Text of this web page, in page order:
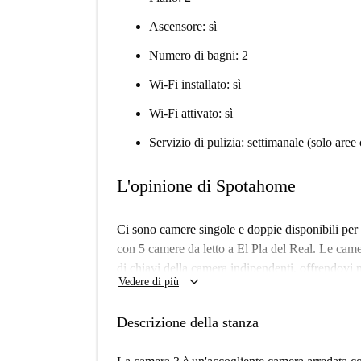
Ascensore: sì
Numero di bagni: 2
Wi-Fi installato: sì
Wi-Fi attivato: sì
Servizio di pulizia: settimanale (solo aree
L'opinione di Spotahome
Ci sono camere singole e doppie disponibili
con 5 camere da letto a El Pla del Real. Le
di chiavi della camera indipendenti, offrendovi
accogliente soggiorno, una cucina
L'appartamento si trova nella zona residenziale
autobus, così come la fermata della
Vedere di più keyboard_arrow_down
Descrizione della stanza